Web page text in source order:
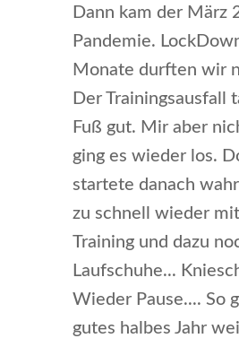
Dann kam der März
Pandemie.
Monate durften wir
Der Trainingsausfall
Fuß gut. Mir aber
ging es wieder los.
startete danach
zu schnell wieder
Training und dazu
Laufschuhe...
Wieder Pause.... So
gutes halbes Jahr